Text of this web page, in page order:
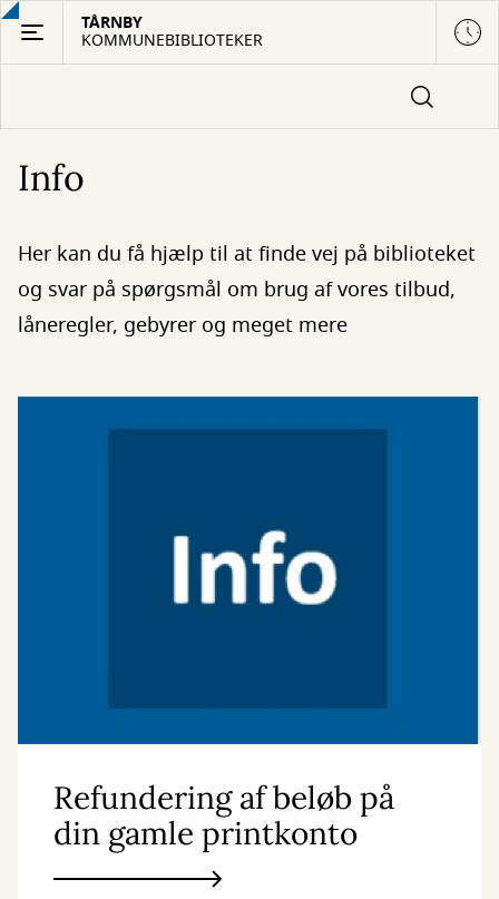
Gå
hovedindhold
TÅRNBY
KOMMUNEBIBLIOTEKER
Info
Her kan du få hjælp til at finde vej på biblioteket
og svar på spørgsmål om brug af vores tilbud,
låneregler, gebyrer og meget mere
Refundering af beløb på
din gamle printkonto